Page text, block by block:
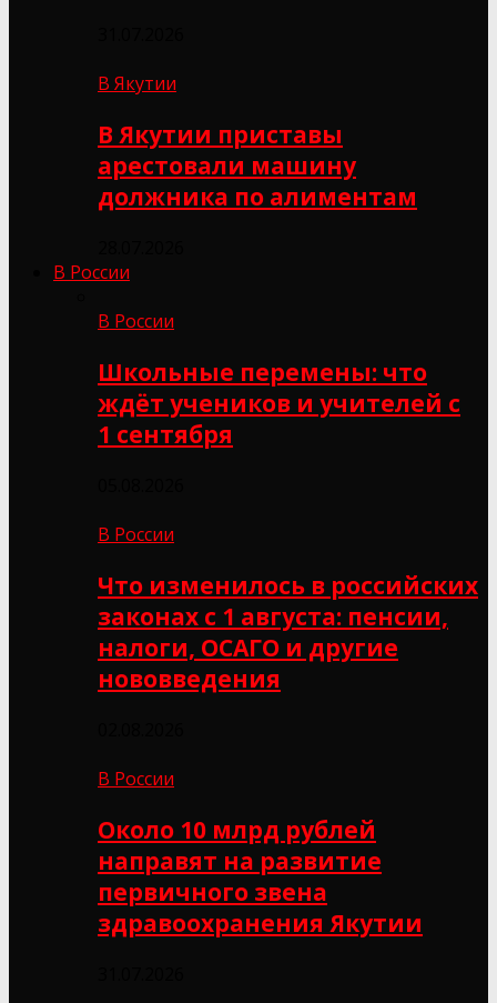
В Якутии
В Якутии приставы
арестовали машину
должника по алиментам
В России
В России
Школьные перемены: что
ждёт учеников и учителей с
1 сентября
В России
Что изменилось в российских
законах с 1 августа: пенсии,
налоги, ОСАГО и другие
нововведения
В России
Около 10 млрд рублей
направят на развитие
первичного звена
здравоохранения Якутии